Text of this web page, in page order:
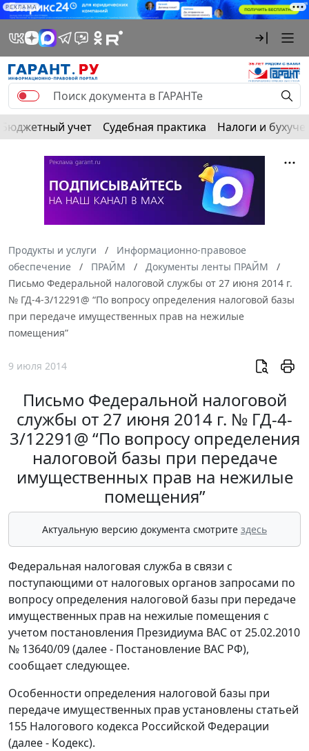
РЕКЛАМА
Бюджетный учет Судебная практика Налоги и
Продукты и услуги
Информационно-правовое
обеспечение
ПРАЙМ
Документы ленты ПРАЙМ
Письмо Федеральной налоговой службы от 27 июня 2014 г.
№ ГД-4-3/12291@ “По вопросу определения налоговой базы
при передаче имущественных прав на нежилые
помещения”
9 июля 2014
Письмо Федеральной налоговой
службы от 27 июня 2014 г. № ГД-4-
3/12291@ “По вопросу определения
налоговой базы при передаче
имущественных прав на нежилые
помещения”
Актуальную версию документа смотрите здесь
Федеральная налоговая служба в связи с
поступающими от налоговых органов запросами по
вопросу определения налоговой базы при передаче
имущественных прав на нежилые помещения с
учетом постановления Президиума ВАС от 25.02.2010
№ 13640/09 (далее - Постановление ВАС РФ),
сообщает следующее.
Особенности определения налоговой базы при
передаче имущественных прав установлены статьей
155 Налогового кодекса Российской Федерации
(далее - Кодекс).